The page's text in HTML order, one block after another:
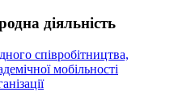
діяльність
співробітництва,
мобільності